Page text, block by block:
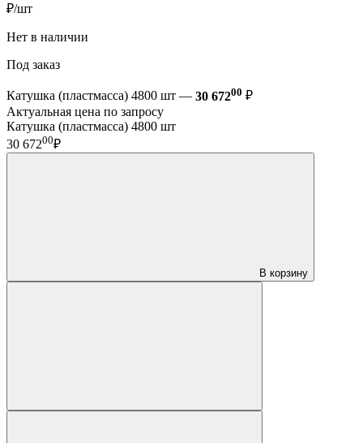
₽/шт
Нет в наличии
Под заказ
Катушка (пластмасса) 4800 шт — 30 67200 ₽
Актуальная цена по запросу
Катушка (пластмасса) 4800 шт
30 67200₽
В корзину